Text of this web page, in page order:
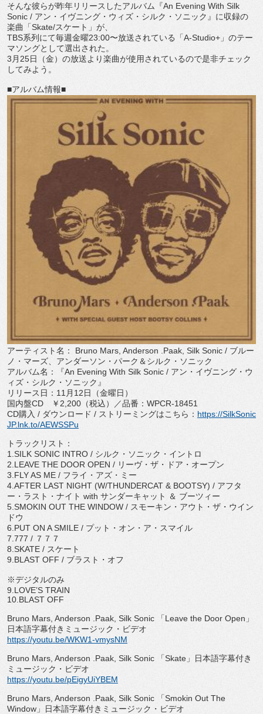
そんな彼らが昨年リリースしたアルバム『An Evening With Silk
Sonic / アン・イヴニング・ウィズ・シルク・ソニック』 に収録の
楽曲「Skate/スケート」が、
TBS系列にて毎週金曜23:00〜放送されている「A-Studio+ 」のテー
マソングとして選出された。
3月 25日（金） の放送より楽曲が使用されているので是非チェック
してみよう。
■アルバム情報■
アーティスト名： Bruno Mars, Anderson .Paak, Silk Sonic / ブルー
ノ・マーズ、アンダーソン・パーク＆シルク・ソニック
アルバム名：『An Evening With Silk Sonic / アン・イヴニング・ウ
ィズ・シルク・ソニック』
リリース日： 11 月 12日（金曜日）
国内盤CD ￥ 2,200 （税込）／品番： WPCR-18451
CD購入 / ダウンロード / ストリーミングはこちら： https://SilkSonic
JP.lnk.to/AEWSSPu
トラックリスト：
1.SILK SONIC INTRO / シルク・ソニック・イントロ
2.LEAVE THE DOOR OPEN / リーヴ・ザ・ドア・オープン
3.FLY AS ME / フライ・アズ・ミー
4.AFTER LAST NIGHT (W/THUNDERCAT & BOOTSY) / アフタ
ー・ラスト・ナイト with サンダーキャット ＆ ブーツィー
5.SMOKIN OUT THE WINDOW / スモーキン・アウト・ザ・ウイン
ドウ
6.PUT ON A SMILE / プット・オン・ア・スマイル
7.777 / ７７７
8.SKATE / スケート
9.BLAST OFF / ブラスト・オフ
※デジタルのみ
9.LOVE’S TRAIN
10.BLAST OFF
Bruno Mars, Anderson .Paak, Silk Sonic
「Leave the Door Open 」
日本語字幕付きミュージック・ビデオ
https://youtu.be/WKW1-vmysNM
Bruno Mars, Anderson .Paak, Silk Sonic
「Skate 」日本語字幕付き
ミュージック・ビデオ
https://youtu.be/pEigyUiYBEM
Bruno Mars, Anderson .Paak, Silk Sonic
「Smokin Out The
Window 」日本語字幕付きミュージック・ビデオ